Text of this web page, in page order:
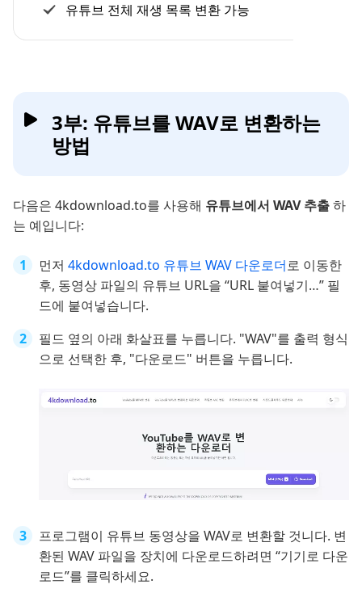
유튜브 전체 재생 목록 변환 가능
3부: 유튜브를 WAV로 변환하는
방법
다음은 4kdownload.to를 사용해 유튜브에서 WAV 추출하
는 예입니다:
먼저 4kdownload.to 유튜브 WAV 다운로더로 이동한
후, 동영상 파일의 유튜브 URL을 “URL 붙여넣기…” 필
드에 붙여넣습니다.
필드 옆의 아래 화살표를 누릅니다. "WAV"를 출력 형식
으로 선택한 후, "다운로드" 버튼을 누릅니다.
프로그램이 유튜브 동영상을 WAV로 변환할 것니다. 변
환된 WAV 파일을 장치에 다운로드하려면 “기기로 다운
로드”를 클릭하세요.